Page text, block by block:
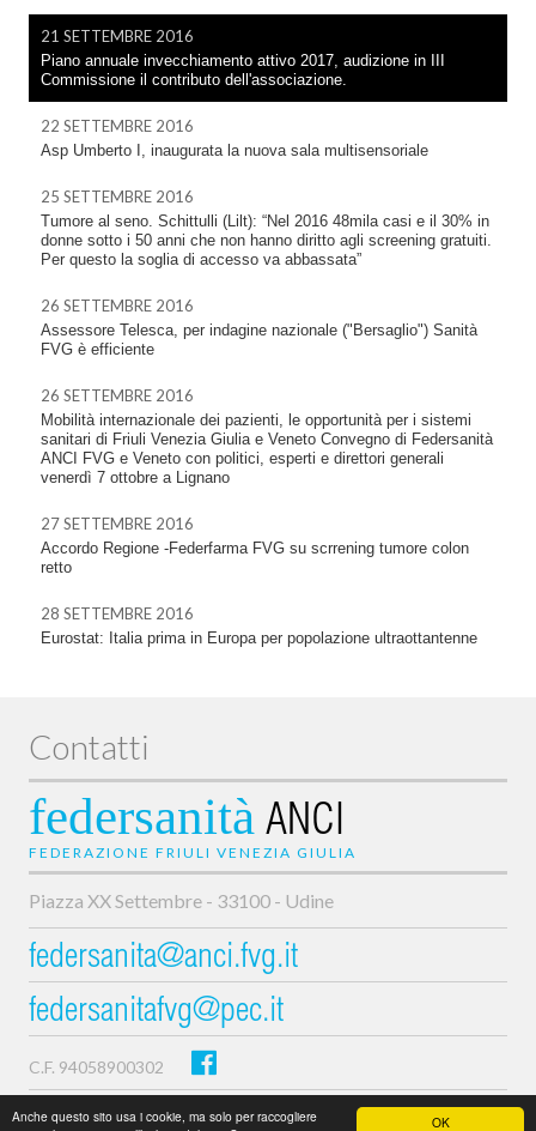
OK
Anche questo sito usa i cookie, ma solo per raccogliere
21 SETTEMBRE 2016
Piano annuale invecchiamento attivo 2017, audizione in III
Commissione il contributo dell'associazione.
22 SETTEMBRE 2016
Asp Umberto I, inaugurata la nuova sala multisensoriale
25 SETTEMBRE 2016
Tumore al seno. Schittulli (Lilt): “Nel 2016 48mila casi e il 30% in
donne sotto i 50 anni che non hanno diritto agli screening gratuiti.
Per questo la soglia di accesso va abbassata”
26 SETTEMBRE 2016
Assessore Telesca, per indagine nazionale ("Bersaglio") Sanità
FVG è efficiente
26 SETTEMBRE 2016
Mobilità internazionale dei pazienti, le opportunità per i sistemi
sanitari di Friuli Venezia Giulia e Veneto Convegno di Federsanità
ANCI FVG e Veneto con politici, esperti e direttori generali
venerdì 7 ottobre a Lignano
27 SETTEMBRE 2016
Accordo Regione -Federfarma FVG su scrrening tumore colon
retto
28 SETTEMBRE 2016
Eurostat: Italia prima in Europa per popolazione ultraottantenne
Contatti
federsanità ANCI
FEDERAZIONE FRIULI VENEZIA GIULIA
Piazza XX Settembre - 33100 - Udine
federsanita@anci.fvg.it
federsanitafvg@pec.it
C.F. 94058900302
Privacy e cookie policy